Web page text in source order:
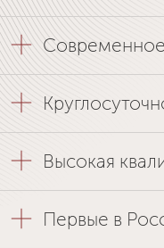
Высокая
Первые в